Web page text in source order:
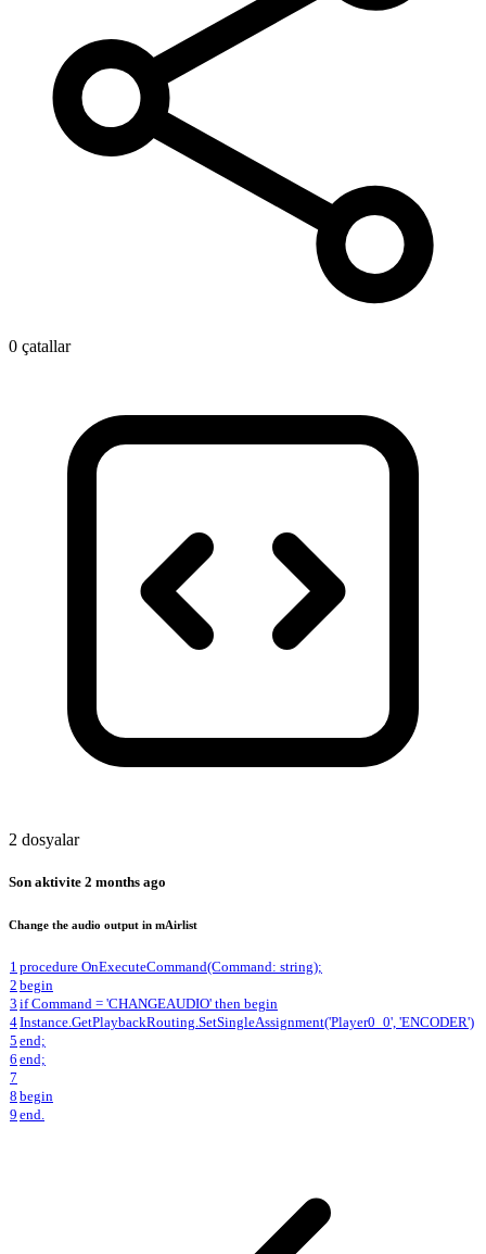
0 çatallar
2 dosyalar
Son aktivite 2 months ago
Change the audio output in mAirlist
1 procedure OnExecuteCommand(Command: string);
2 begin
3 if Command = 'CHANGEAUDIO' then begin
4Instance.GetPlaybackRouting.SetSingleAssignment('Player0_0', 'ENCODER')
5 end;
6 end;
7
8 begin
9 end.